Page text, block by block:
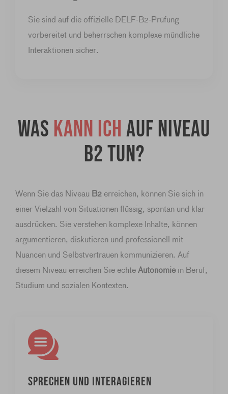
Sie sind auf die offizielle DELF-B2-Prüfung
vorbereitet und beherrschen komplexe mündliche
Interaktionen sicher.
Was kann ich auf Niveau
B2 tun?
Wenn Sie das Niveau B2 erreichen, können Sie sich in
einer Vielzahl von Situationen flüssig, spontan und klar
ausdrücken. Sie verstehen komplexe Inhalte, können
argumentieren, diskutieren und professionell mit
Nuancen und Selbstvertrauen kommunizieren. Auf
diesem Niveau erreichen Sie echte Autonomiein Beruf,
Studium und sozialen Kontexten.
Sprechen und interagieren